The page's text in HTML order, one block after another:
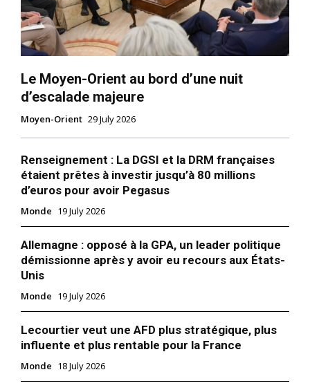
Le Moyen-Orient au bord d’une nuit
d’escalade majeure
Moyen-Orient 29 July 2026
Renseignement : La DGSI et la DRM françaises
étaient prêtes à investir jusqu’à 80 millions
d’euros pour avoir Pegasus
Monde 19 July 2026
Allemagne : opposé à la GPA, un leader politique
démissionne après y avoir eu recours aux États-
Unis
Monde 19 July 2026
Lecourtier veut une AFD plus stratégique, plus
influente et plus rentable pour la France
Monde 18 July 2026